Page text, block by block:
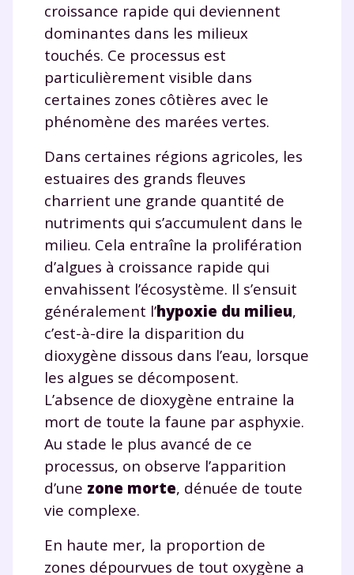
croissance rapide qui deviennent
dominantes dans les milieux
touchés. Ce processus est
particulièrement visible dans
certaines zones côtières avec le
phénomène des marées vertes.
Dans certaines régions agricoles, les
estuaires des grands fleuves
charrient une grande quantité de
nutriments qui s’accumulent dans le
milieu. Cela entraîne la prolifération
d’algues à croissance rapide qui
envahissent l’écosystème. Il s’ensuit
généralement l’hypoxie du milieu,
c’est-à-dire la disparition du
dioxygène dissous dans l’eau, lorsque
les algues se décomposent.
L’absence de dioxygène entraine la
mort de toute la faune par asphyxie.
Au stade le plus avancé de ce
processus, on observe l’apparition
d’une zone morte, dénuée de toute
vie complexe.
En haute mer, la proportion de
zones dépourvues de tout oxygène a